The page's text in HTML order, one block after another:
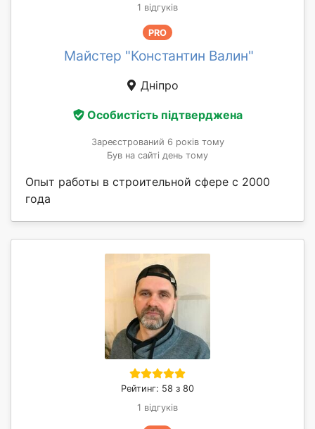
1 відгуків
PRO
Майстер "Константин Валин"
Дніпро
Особистість підтверджена
Зареєстрований 6 років тому
Був на сайті день тому
Опыт работы в строительной сфере с 2000
года
Рейтинг: 58 з 80
1 відгуків